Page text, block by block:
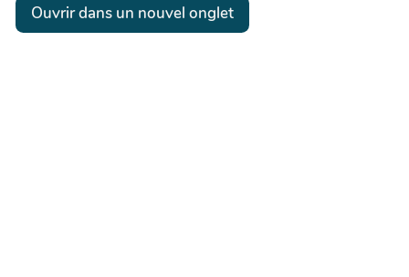
Ouvrir dans un nouvel onglet